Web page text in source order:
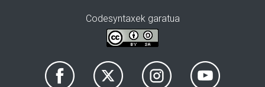
Codesyntaxek garatua